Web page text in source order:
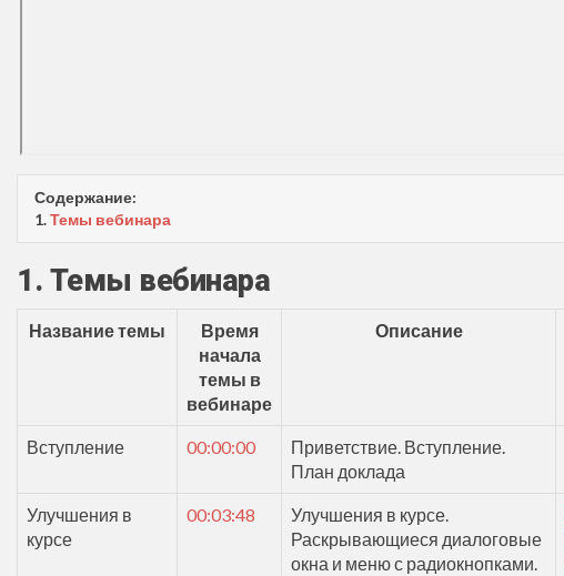
Содержание:
1.Темы вебинара
1. Темы вебинара
Название темы
Время
начала
темы в
вебинаре
Описание
Вступление 00:00:00
Приветствие. Вступление.
План доклада
Улучшения в
курсе
00:03:48
Улучшения в курсе.
Раскрывающиеся диалоговые
окна и меню с радиокнопками.